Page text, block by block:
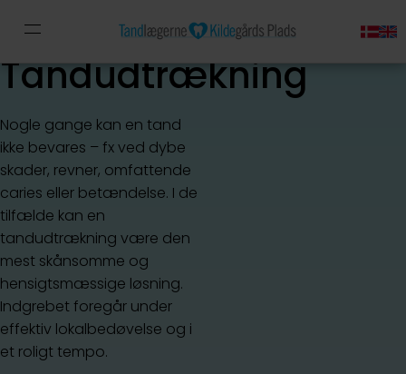
Tandudtrækning
Nogle gange kan en tand
ikke bevares – fx ved dybe
skader, revner, omfattende
caries eller betændelse. I de
tilfælde kan en
tandudtrækning være den
mest skånsomme og
hensigtsmæssige løsning.
Indgrebet foregår under
effektiv lokalbedøvelse og i
et roligt tempo.